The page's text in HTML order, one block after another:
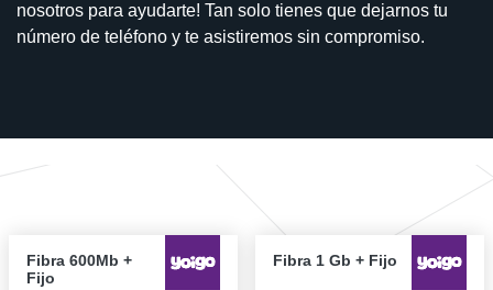
nosotros para ayudarte! Tan solo tienes que dejarnos tu
número de teléfono y te asistiremos sin compromiso.
Fibra 600Mb +
Fijo
Fibra 1 Gb + Fijo